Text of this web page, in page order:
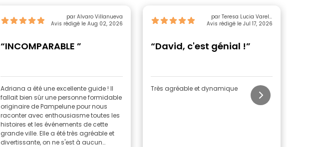
par Alvaro Villanueva
Avis rédigé le Aug 02, 2026
“INCOMPARABLE ”
Adriana a été une excellente guide ! Il
fallait bien sûr une personne formidable
originaire de Pampelune pour nous
raconter avec enthousiasme toutes les
histoires et les événements de cette
grande ville. Elle a été très agréable et
divertissante, on ne s'est à aucun
par Teresa Lucia Varela
Tabares
Avis rédigé le Jul 17, 2026
“David, c'est génial !”
Très agréable et dynamique